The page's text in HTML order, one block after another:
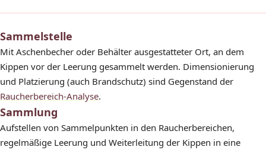
Sammelstelle
Mit Aschenbecher oder Behälter ausgestatteter Ort, an dem
Kippen vor der Leerung gesammelt werden. Dimensionierung
und Platzierung (auch Brandschutz) sind Gegenstand der
Raucherbereich-Analyse.
Sammlung
Aufstellen von Sammelpunkten in den Raucherbereichen,
regelmäßige Leerung und Weiterleitung der Kippen in eine